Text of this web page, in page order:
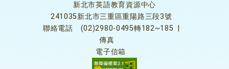
新北市英語教育資源中心
241035新北市三重區重陽路三段3號
聯絡電話
(02)2980-0495轉182~185
傳真
電子信箱